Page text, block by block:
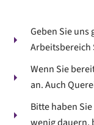
Geben Sie
Arbeitsbereich
Wenn Sie
an. Auch
Bitte haben